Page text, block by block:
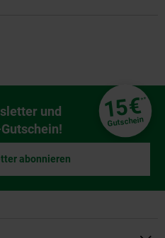
und
15€**
Gutschein
abonnieren